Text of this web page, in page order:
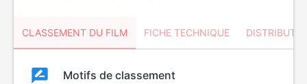
CLASSEMENT DU FILM FICHE TECHNIQUE
ClassementClassement
Motifs de classement